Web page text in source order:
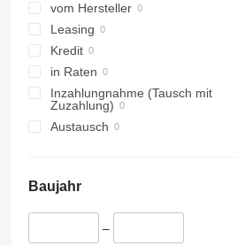
vom Hersteller
Leasing
Kredit
in Raten
Inzahlungnahme (Tausch mit
Zuzahlung)
Austausch
Baujahr
–